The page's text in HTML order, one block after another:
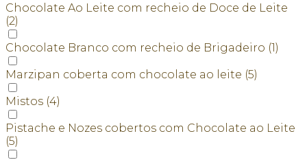
Chocolate Ao Leite com recheio de Doce de Leite
(2)
Chocolate Branco com recheio de Brigadeiro (1)
Marzipan coberta com chocolate ao leite (5)
Mistos (4)
Pistache e Nozes cobertos com Chocolate ao Leite
(5)